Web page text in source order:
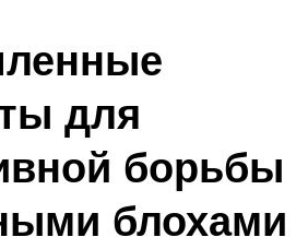
для
борьбы
блохами